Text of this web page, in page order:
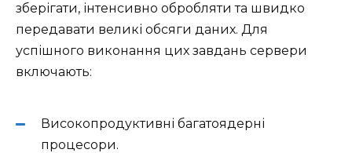
зберігати, інтенсивно обробляти та швидко
передавати великі обсяги даних. Для
успішного виконання цих завдань сервери
включають:
Високопродуктивні багатоядерні
процесори.